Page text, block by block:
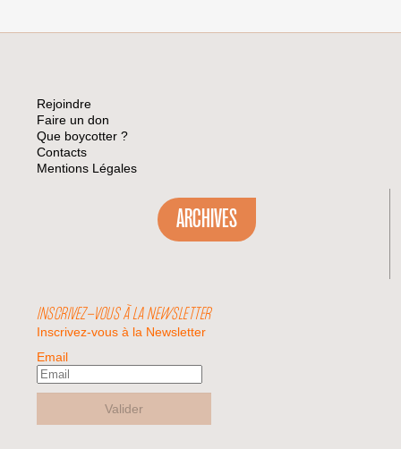
Rejoindre
Faire un don
Que boycotter ?
Contacts
Mentions Légales
ARCHIVES
INSCRIVEZ-VOUS À LA NEWSLETTER
Inscrivez-vous à la Newsletter
Email
Valider